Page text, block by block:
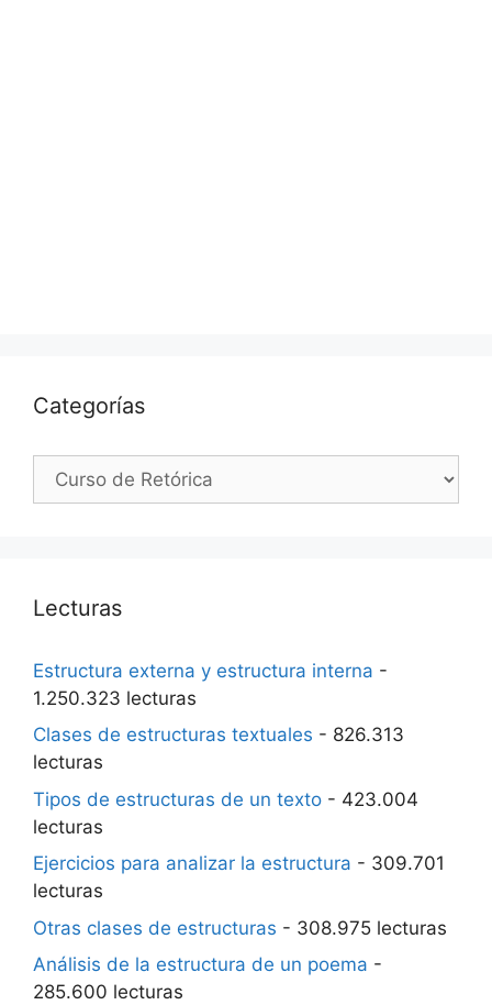
Categorías
Categorías
Lecturas
Estructura externa y estructura interna -
1.250.323 lecturas
Clases de estructuras textuales - 826.313
lecturas
Tipos de estructuras de un texto - 423.004
lecturas
Ejercicios para analizar la estructura - 309.701
lecturas
Otras clases de estructuras - 308.975 lecturas
Análisis de la estructura de un poema -
285.600 lecturas